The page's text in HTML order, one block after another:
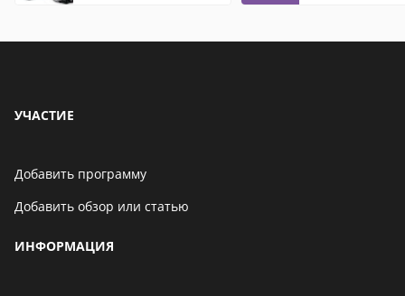
УЧАСТИЕ
Добавить программу
Добавить обзор или статью
ИНФОРМАЦИЯ